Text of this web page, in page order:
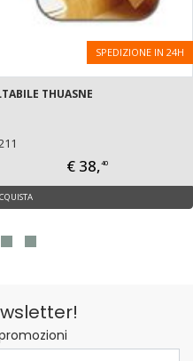
SPEDIZIONE IN 24H
THUASNE
€ 38,40